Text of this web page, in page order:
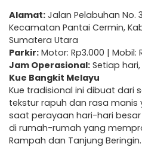
Alamat: Jalan Pelabuhan No.
Kecamatan Pantai Cermin,
Sumatera Utara
Parkir: Motor: Rp3.000 | Mobil:
Jam Operasional: Setiap hari,
Kue Bangkit Melayu
Kue tradisional ini dibuat dari
tekstur rapuh dan rasa manis
saat perayaan hari-hari
di rumah-rumah yang
Rampah dan Tanjung Beringin.